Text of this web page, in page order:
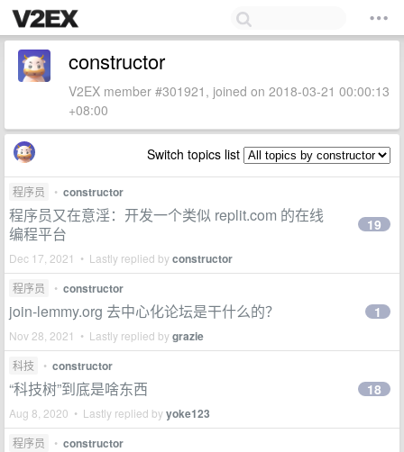
constructor
V2EX member #301921, joined on 2018-03-21 00:00:13
+08:00
Switch topics list
程序员 • constructor
程序员又在意淫：开发一个类似 replit.com 的在线
编程平台
Dec 17, 2021 • Lastly replied byconstructor
19
程序员 • constructor
join-lemmy.org 去中心化论坛是干什么的？
Nov 28, 2021 • Lastly replied bygrazie
1
科技 • constructor
“科技树”到底是啥东西
Aug 8, 2020 • Lastly replied byyoke123
18
程序员 • constructor